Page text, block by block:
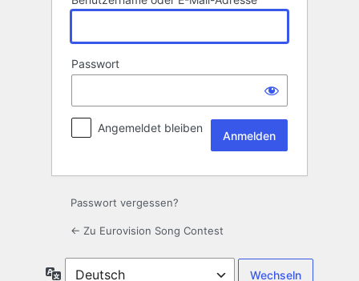
Passwort
Angemeldet bleiben
Passwort vergessen?
← Zu Eurovision Song Contest
Sprache